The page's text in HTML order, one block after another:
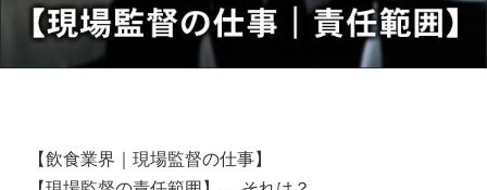
【飲食業界｜現場監督の仕事】